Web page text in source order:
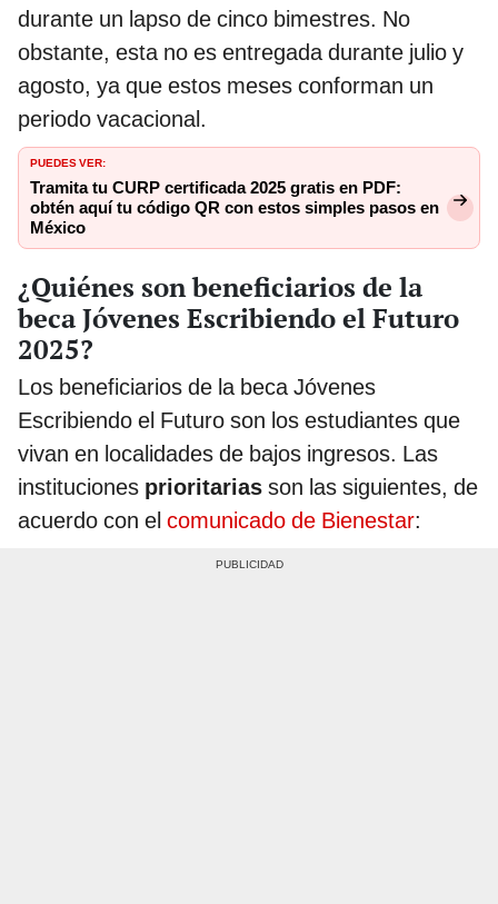
durante un lapso de cinco bimestres. No
obstante, esta no es entregada durante julio y
agosto, ya que estos meses conforman un
periodo vacacional.
PUEDES VER:
Tramita tu CURP certificada 2025 gratis en PDF:
obtén aquí tu código QR con estos simples pasos en
México
¿Quiénes son beneficiarios de la
beca Jóvenes Escribiendo el Futuro
2025?
Los beneficiarios de la beca Jóvenes
Escribiendo el Futuro son los estudiantes que
vivan en localidades de bajos ingresos. Las
instituciones prioritarias son las siguientes, de
acuerdo con el comunicado de Bienestar: